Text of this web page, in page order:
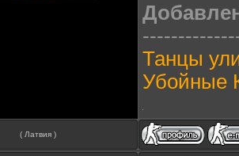
Танцы
Убойные
( Латвия )